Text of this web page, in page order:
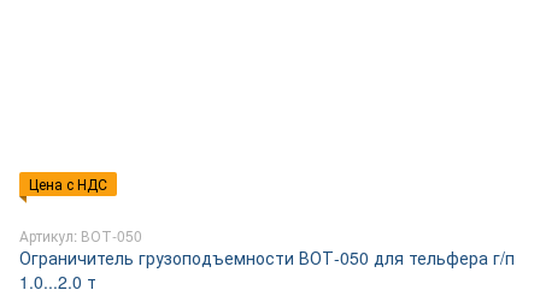
Цена с НДС
Артикул: ВОТ-050
Ограничитель грузоподъемности ВОТ-050 для тельфера г/п
1.0...2.0 т